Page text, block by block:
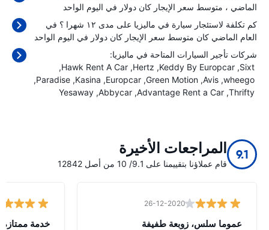
الماضي ، متوسط سعر الإيجار كان دولار في اليوم الواحد
كم تكلفة لاستئجار سيارة في ماليزيا على مدى ١٢ شهرا ؟ في
العام الماضي كان متوسط سعر الإيجار كان دولار في اليوم الواحد
شركات تأجير السيارات المتاحة في ماليزيا:
Sixt
Keddy By Europcar
Hertz
Hawk Rent A Car
wheego
Avis
Green Motion
Europcar
Kasina
Paradise
Thrifty
Advantage Rent a Car
Abbycar
Yesaway
9.1 المراجعات الأخيرة
قام عملاؤنا بتقييمنا على 9.1/ 10 من أصل 12842
26-12-2020
عموما سلس، زوبعة طفيفة خدمة ممتازة